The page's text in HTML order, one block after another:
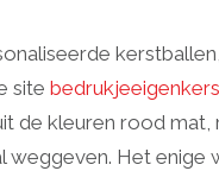
site
de kleuren rood
Het enige